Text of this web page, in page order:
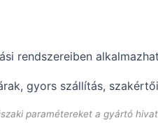
rendszereiben
gyors szállítás,
paramétereket a gyártó